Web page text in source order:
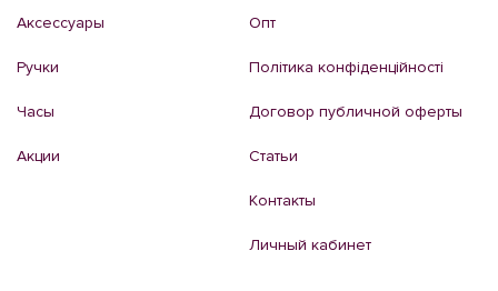
Аксессуары
Ручки
Часы
Акции
Опт
Політика конфіденційності
Договор публичной оферты
Статьи
Контакты
Личный кабинет